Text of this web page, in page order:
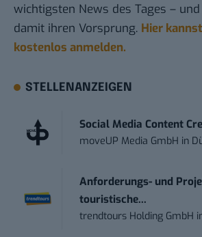
wichtigsten News des Tages –
damit ihren Vorsprung. Hier
kostenlos anmelden.
STELLENANZEIGEN
Social Media Content
moveUP Media GmbH in
Anforderungs- und
touristische...
trendtours Holding GmbH